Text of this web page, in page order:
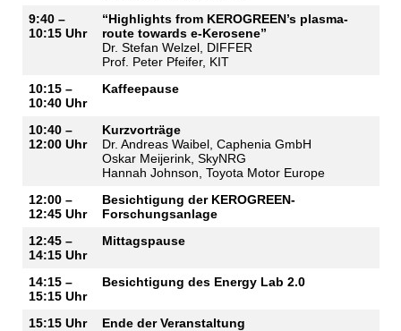
9:40 –
10:15 Uhr
“Highlights from KEROGREEN’s plasma-
route towards e-Kerosene”
Dr. Stefan Welzel, DIFFER
Prof. Peter Pfeifer, KIT
10:15 –
10:40 Uhr
Kaffeepause
10:40 –
12:00 Uhr
Kurzvorträge
Dr. Andreas Waibel, Caphenia GmbH
Oskar Meijerink, SkyNRG
Hannah Johnson, Toyota Motor Europe
12:00 –
12:45 Uhr
Besichtigung der KEROGREEN-
Forschungsanlage
12:45 –
14:15 Uhr
Mittagspause
14:15 –
15:15 Uhr
Besichtigung des Energy Lab 2.0
15:15 Uhr Ende der Veranstaltung